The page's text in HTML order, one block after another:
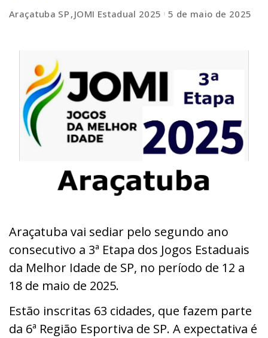
Araçatuba SP JOMI Estadual 2025 5 de maio de 2025
Araçatuba vai sediar pelo segundo ano
consecutivo a 3ª Etapa dos Jogos Estaduais
da Melhor Idade de SP, no período de 12 a
18 de maio de 2025.
Estão inscritas 63 cidades, que fazem parte
da 6ª Região Esportiva de SP. A expectativa é